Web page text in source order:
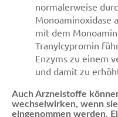
normalerweise
Monoaminoxidase
mit dem
Tranylcypromin
Enzyms zu einem
und damit zu
Auch Arzneistoffe
wechselwirken, wenn
eingenommen werden.